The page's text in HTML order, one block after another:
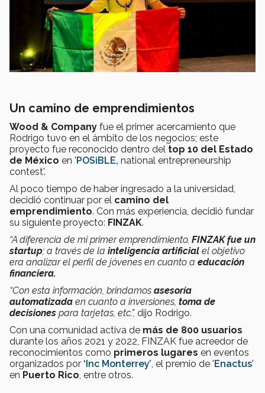
Un camino de emprendimientos
Wood & Company fue el primer acercamiento que
Rodrigo tuvo en el ámbito de los negocios; este
proyecto fue reconocido dentro del top 10 del Estado
de México en 'POSiBLE, national entrepreneurship
contest'.
Al poco tiempo de haber ingresado a la universidad,
decidió continuar por el camino del
emprendimiento. Con más experiencia, decidió fundar
su siguiente proyecto: FINZAK.
“A diferencia de mi primer emprendimiento, FINZAK fue un
startup; a través de la inteligencia artificial el objetivo
era analizar el perfil de jóvenes en cuanto a educación
financiera.
“Con esta información, brindamos asesoría
automatizada en cuanto a inversiones, toma de
decisiones para tarjetas, etc.”, dijo Rodrigo.
Con una comunidad activa de más de 800 usuarios
durante los años 2021 y 2022, FINZAK fue acreedor de
reconocimientos como primeros lugares en eventos
organizados por ‘Inc Monterrey’, el premio de 'Enactus'
en Puerto Rico, entre otros.